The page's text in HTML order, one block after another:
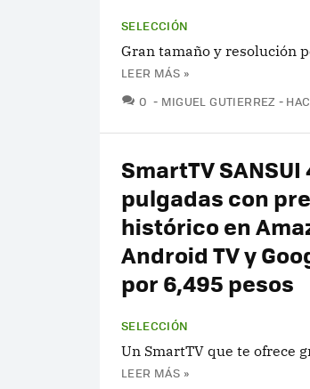
SELECCIÓN
Gran tamaño y resolución
LEER MÁS »
0 COMENTARIOS
MIGUEL GUTIERREZ
SmartTV SANSUI
pulgadas con
histórico en
Android TV y
por 6,495 pesos
SELECCIÓN
Un SmartTV que te ofrece
LEER MÁS »